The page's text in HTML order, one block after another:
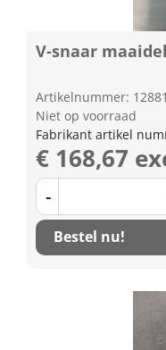
V-snaar
Artikelnummer:
Niet op voorraad
Fabrikant artikel
€ 168,67
-
Bestel nu!